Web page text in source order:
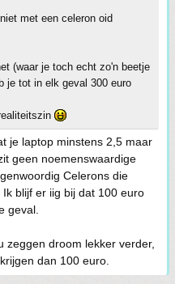
met een celeron oid
(waar je toch echt zo'n beetje
je tot in elk geval 300 euro
je laptop minstens 2,5 maar
geen noemenswaardige
Celerons die
blijf er iig bij dat 100 euro
geval.
zeggen droom lekker verder,
dan 100 euro.